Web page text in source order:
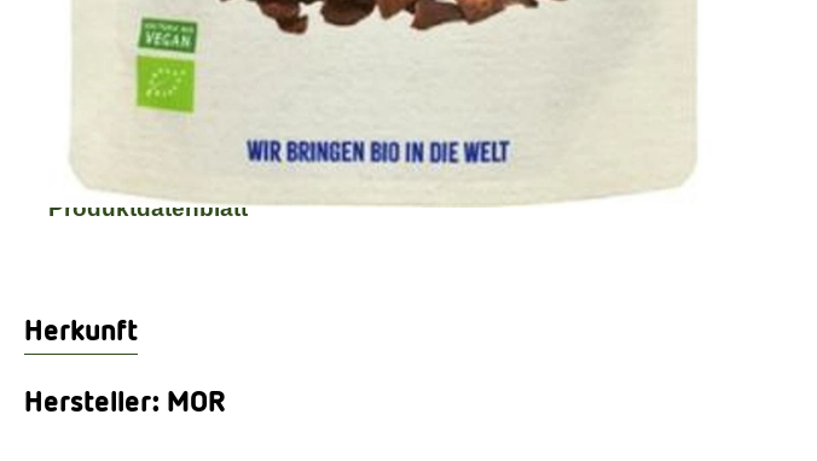
Produktinformationen
Produktdatenblatt
Herkunft
Hersteller: MOR